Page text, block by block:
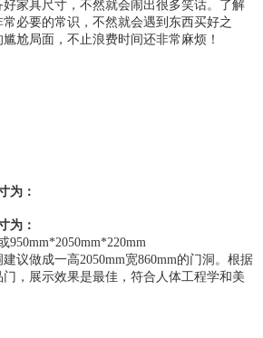
家具尺寸，不然就会闹出很多笑话。了解
必要的常识，不然就会遇到东西买好之
尬局面，不止浪费时间还非常麻烦！
为：
为：
950mm*2050mm*220mm
议做成一高2050mm宽860mm的门洞。根据
，展示效果是最佳，符合人体工程学和美